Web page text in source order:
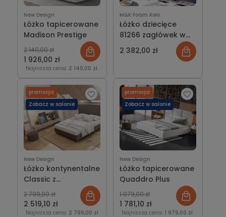
New Design
Łóżko tapicerowane
Madison Prestige
1 926,00 zł
2 140,00 zł
Najniższa cena: 2 140,00 zł
M&K Foam Koło
Łóżko dziecięce
81266 zagłówek w
kształcie misia
2 382,00 zł
New Design
Łóżko kontynentalne
Classic z
pojemnikiem lub bez
2 519,10 zł
2 799,00 zł
Najniższa cena: 2 799,00 zł
promocja
Zobacz w salonie
New Design
Łóżko tapicerowane
Quaddro Plus
1 781,10 zł
1 979,00 zł
Najniższa cena: 1 979,00 zł
promocja
Zobacz w salonie